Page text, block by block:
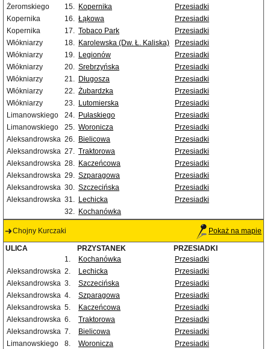
Żeromskiego
15. Kopernika
Przesiadki
Kopernika
16. Łąkowa
Przesiadki
Kopernika
17. Tobaco Park
Przesiadki
Włókniarzy
18. Karolewska (Dw. Ł. Kaliska)
Przesiadki
Włókniarzy
19. Legionów
Przesiadki
Włókniarzy
20. Srebrzyńska
Przesiadki
Włókniarzy
21. Długosza
Przesiadki
Włókniarzy
22. Żubardzka
Przesiadki
Włókniarzy
23. Lutomierska
Przesiadki
Limanowskiego
24. Pułaskiego
Przesiadki
Limanowskiego
25. Woronicza
Przesiadki
Aleksandrowska 26. Bielicowa
Przesiadki
Aleksandrowska 27. Traktorowa
Przesiadki
Aleksandrowska 28. Kaczeńcowa
Przesiadki
Aleksandrowska 29. Szparagowa
Przesiadki
Aleksandrowska 30. Szczecińska
Przesiadki
Aleksandrowska 31. Lechicka
Przesiadki
32. Kochanówka
Chojny Kurczaki Pokaż na mapie
ULICA PRZYSTANEK
PRZESIADKI
1.
Kochanówka
Przesiadki
Aleksandrowska 2. Lechicka
Przesiadki
Aleksandrowska 3. Szczecińska
Przesiadki
Aleksandrowska 4. Szparagowa
Przesiadki
Aleksandrowska 5. Kaczeńcowa
Przesiadki
Aleksandrowska 6. Traktorowa
Przesiadki
Aleksandrowska 7. Bielicowa
Przesiadki
Limanowskiego
8. Woronicza
Przesiadki